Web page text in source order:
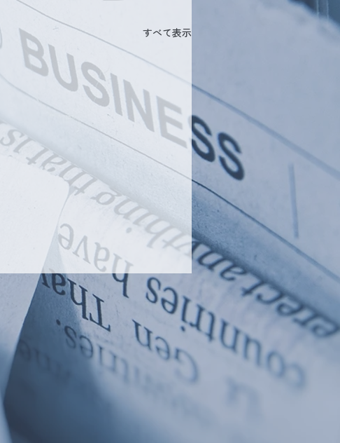
すべて表示
FCレポート 夏号に掲載され